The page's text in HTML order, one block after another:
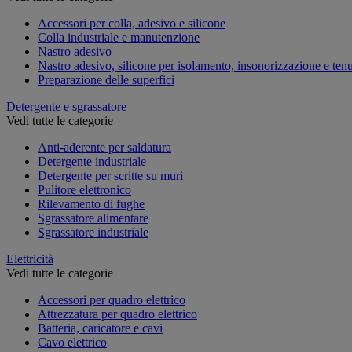
Accessori per colla, adesivo e silicone
Colla industriale e manutenzione
Nastro adesivo
Nastro adesivo, silicone per isolamento, insonorizzazione e
Preparazione delle superfici
Detergente e sgrassatore
Vedi tutte le categorie
Anti-aderente per saldatura
Detergente industriale
Detergente per scritte su muri
Pulitore elettronico
Rilevamento di fughe
Sgrassatore alimentare
Sgrassatore industriale
Elettricità
Vedi tutte le categorie
Accessori per quadro elettrico
Attrezzatura per quadro elettrico
Batteria, caricatore e cavi
Cavo elettrico